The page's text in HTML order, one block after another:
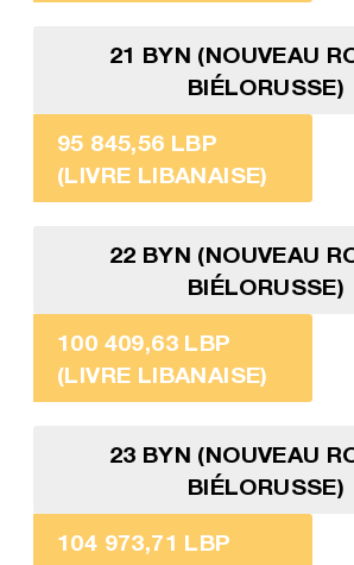
21 BYN (NOUVEAU
BIÉLORUSSE)
95 845,56 LBP
(LIVRE LIBANAISE)
22 BYN (NOUVEAU
BIÉLORUSSE)
100 409,63 LBP
(LIVRE LIBANAISE)
23 BYN (NOUVEAU
BIÉLORUSSE)
104 973,71 LBP